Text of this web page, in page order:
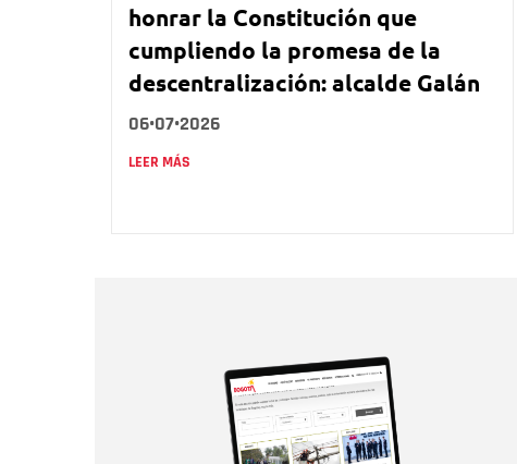
honrar la Constitución que
cumpliendo la promesa de la
descentralización: alcalde Galán
06•07•2026
LEER MÁS